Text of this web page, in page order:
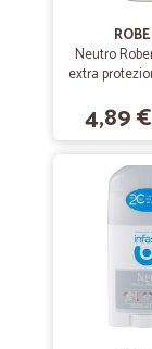
Neutro
extra
4,89 €